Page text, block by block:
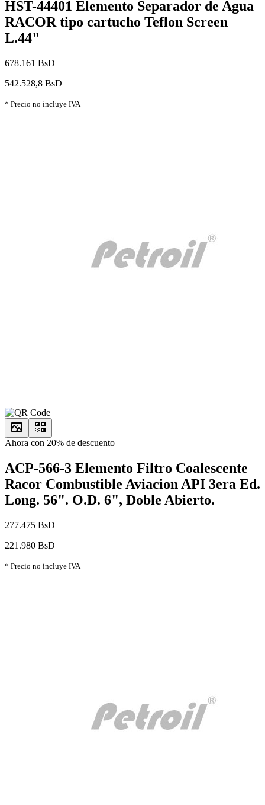
HST-44401 Elemento Separador de Agua
RACOR tipo cartucho Teflon Screen
L.44"
678.161 BsD
542.528,8 BsD
* Precio no incluye IVA
Ahora con 20% de descuento
ACP-566-3 Elemento Filtro Coalescente
Racor Combustible Aviacion API 3era Ed.
Long. 56". O.D. 6", Doble Abierto.
277.475 BsD
221.980 BsD
* Precio no incluye IVA